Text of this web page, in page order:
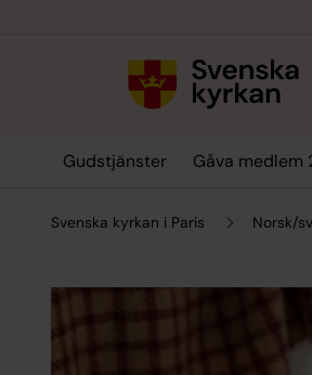
Gudstjänster Gåva medlem
Svenska kyrkan i Paris Norsk/